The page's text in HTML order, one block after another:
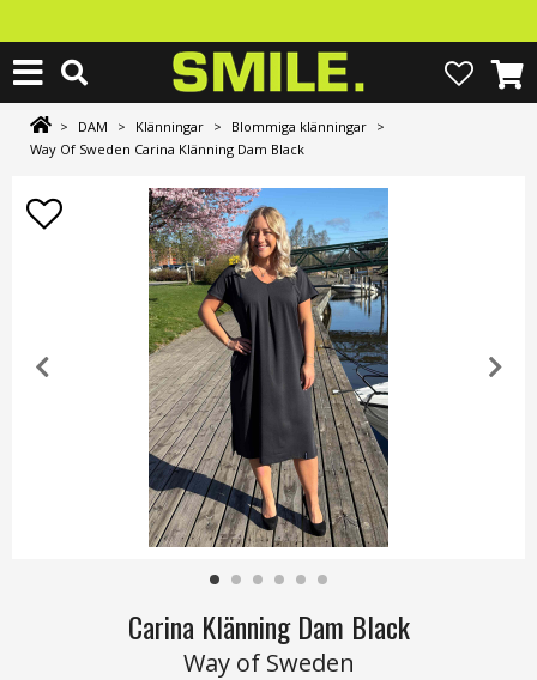
> DAM > Klänningar > Blommiga klänningar >
Way Of Sweden Carina Klänning Dam Black
Carina Klänning Dam Black
Way of Sweden